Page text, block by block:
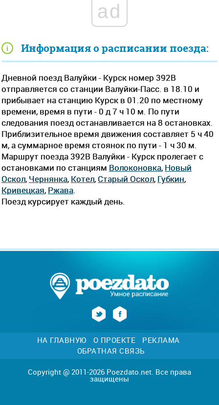
Информация о расписании поезда:
Дневной поезд Валуйки - Курск номер 392В
отправляется со станции Валуйки-Пасс. в 18.10 и
прибывает на станцию Курск в 01.20 по местному
времени, время в пути - 0 д 7 ч 10 м. По пути
следования поезд останавливается на 8 остановках.
Приблизительное время движения составляет 5 ч 40
м, а суммарное время стоянок по пути - 1 ч 30 м.
Маршрут поезда 392В Валуйки - Курск пролегает c
остановками по станциям Волоконовка, Новый
Оскол, Чернянка, Котел, Старый Оскол, Губкин,
Кривецкая, Ржава
Поезд курсирует каждый день.
ad
НА ГЛАВНУЮ О ПРОЕКТЕ
РЕКЛАМА
ОБРАТНАЯ СВЯЗЬ
Copyright @ 2011-2026 Poezdato.net. Все права
защищены